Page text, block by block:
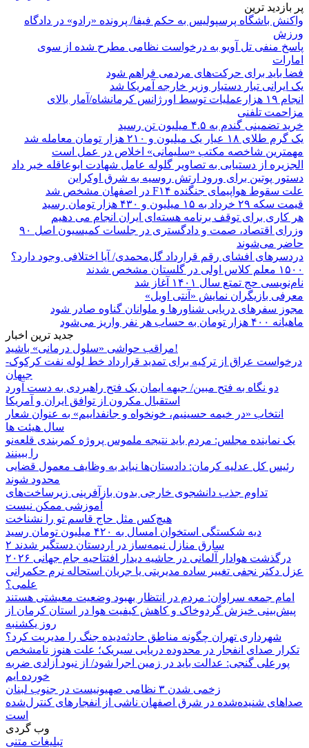
پر بازدید ترین
واکنش باشگاه پرسپولیس به حکم فیفا/ پرونده «رادو» در دادگاه
ورزش
پاسخ منفی تل آویو به درخواست نظامی مطرح شده از سوی
امارات
فضا باید برای حرکت‌های مردمی فراهم شود
یک ایرانی تبار دستیار وزیر خارجه آمریکا شد
انجام ۱۹ هزارعملیات توسط اورژانس کرمانشاه/آمار بالای
مزاحمت تلفنی
خرید تضمینی گندم به ۴.۵ میلیون تن رسید
یک گرم طلای ۱۸ عیار یک میلیون و ۲۱۰ هزار تومان معامله شد
مهمترین شاخصه مکتب «سلیمانی» اخلاص در عمل است
الجزیره از دستیابی به تصاویر گلوله عامل شهادت ابوعاقله خبر داد
دستور پوتین برای ورود ارتش روسیه به شرق اوکراین
علت سقوط هواپیمای جنگنده F۱۴ در اصفهان مشخص شد
قیمت سکه ۲۹ خرداد به ۱۵ میلیون و ۴۳۰ هزار تومان رسید
هر کاری برای توقف برنامه هسته‌ای ایران انجام می دهیم
وزرای اقتصاد، صمت و دادگستری در جلسات کمیسیون اصل ۹۰
حاضر می‌شوند
دردسرهای افشای رقم قرارداد گل‌محمدی/ آیا اختلافی وجود دارد؟
۱۵۰۰ معلم کلاس اولی در گلستان مشخص شدند
نام‌نویسی حج تمتع سال ۱۴۰۱ آغاز شد
معرفی بازیگران نمایش «آنتی اویل»
مجوز سفرهای دریایی شناورها و ملوانان گناوه صادر شود
ماهیانه ۴۰۰ هزار تومان به حساب هر نفر واریز می‌شود
جدید ترین اخبار
مراقب حواشی «سلول درمانی» باشید!
درخواست عراق از ترکیه برای تمدید قرارداد خط لوله نفت کرکوک-
جیهان
دو نگاه به فتح مبین/ جبهه ایمان یک فتح راهبردی به دست آورد
استقبال مکرون از توافق ایران و آمریکا
انتخاب «در خیمه حسینیم، خونخواه و جانفداییم» به عنوان شعار
سال هیئت ها
یک نماینده مجلس: مردم باید نتیجه ملموس پروژه کمربندی قلعه‌نو
را ببینند
رئیس کل عدلیه کرمان: دادستان‌ها نباید به وظایف معمول قضایی
محدود شوند
تداوم جذب دانشجوی خارجی بدون بازآفرینی زیرساخت‌های
آموزشی ممکن نیست
هیچ‌کس مثل حاج قاسم تو را نشناخت
دیه شکستگی استخوان امسال به ۴۲۰ میلیون تومان رسید
۲ سارق منازل نیمه‌ساز در اردستان دستگیر شدند
درگذشت هوادار آلمانی در حاشیه دیدار افتتاحیه جام جهانی ۲۰۲۶
عزل دکتر نجفی تغییر ساده مدیریتی یا جریان استحاله نرم حکمرانی
علمی؟
امام جمعه سراوان: مردم در انتظار بهبود وضعیت معیشتی هستند
پیش‌بینی خیزش گردوخاک و کاهش کیفیت هوا در استان کرمان از
روز یکشنبه
شهرداری تهران چگونه مناطق حادثه‌دیده جنگ را مدیریت کرد؟
تکرار صدای انفجار در محدوده دریایی سیریک؛ علت هنوز نامشخص
پورعلی گنجی: عدالت باید در زمین اجرا شود/ از نبود آزادی ضربه
خورده ایم
زخمی شدن ۳ نظامی صهیونیست در جنوب لبنان
صداهای شنیده‌شده در شرق اصفهان ناشی از انفجارهای کنترل‌شده
است
وب گردی
تبلیغات متنی